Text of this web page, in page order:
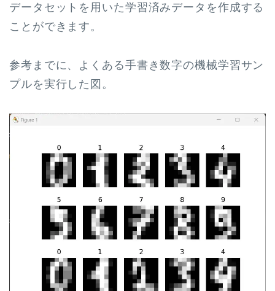
データセットを用いた学習済みデータを作成する
ことができます。
参考までに、よくある手書き数字の機械学習サン
プルを実行した図。